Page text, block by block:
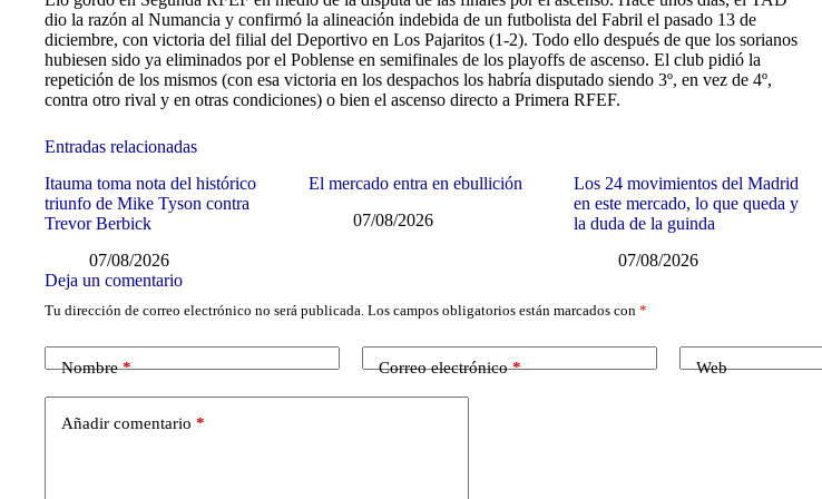
dio la razón al Numancia y confirmó la alineación indebida de un futbolista del Fabril el pasado 13 de
diciembre, con victoria del filial del Deportivo en Los Pajaritos (1-2). Todo ello después de que los sorianos
hubiesen sido ya eliminados por el Poblense en semifinales de los playoffs de ascenso. El club pidió la
repetición de los mismos (con esa victoria en los despachos los habría disputado siendo 3º, en vez de 4º,
contra otro rival y en otras condiciones) o bien el ascenso directo a Primera RFEF.
Entradas relacionadas
Itauma toma nota del histórico
triunfo de Mike Tyson contra
Trevor Berbick
07/08/2026
El mercado entra en ebullición
07/08/2026
Los 24 movimientos del Madrid
en este mercado, lo que queda y
la duda de la guinda
07/08/2026
Deja un comentario
Tu dirección de correo electrónico no será publicada. Los campos obligatorios están marcados con *
Nombre* Correo electrónico* Web
Añadir comentario *